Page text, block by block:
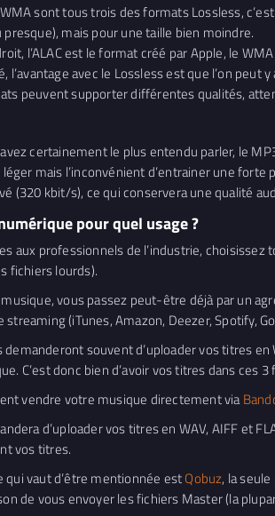
WMA sont tous trois des formats Lossless,
presque), mais pour une taille bien moindre.
l’ALAC est le format créé par Apple, le
l’avantage avec le Lossless est que l’on
peuvent supporter différentes qualités,
avez certainement le plus entendu parler, le
léger mais l’inconvénient d’entrainer une
(320 kbit/s), ce qui conservera une qualité
pour quel usage ?
aux professionnels de l’industrie,
fichiers lourds).
vous passez peut-être déjà par un
(iTunes, Amazon, Deezer, Spotify,
demanderont souvent d’uploader vos titres
C’est donc bien d’avoir vos titres dans ces
vendre votre musique directement via
d’uploader vos titres en WAV, AIFF et
vos titres.
vaut d’être mentionnée estQobuz, la
de vous envoyer les fichiers Master (la